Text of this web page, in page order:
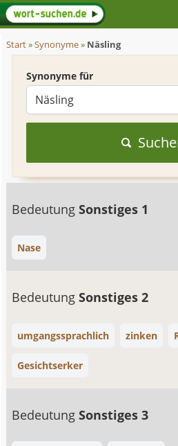
Start»Synonyme» Näsling
Synonyme für
BedeutungSonstiges 1
Nase
BedeutungSonstiges 2
umgangssprachlich zinken
Gesichtserker
BedeutungSonstiges 3